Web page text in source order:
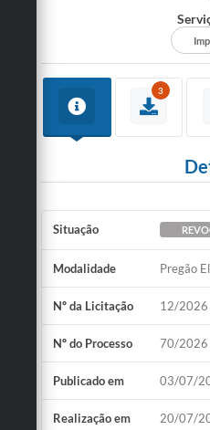
3
Situação
Modalidade Pregão
Nº da Licitação 12/2026
Nº do Processo 70/2026
Publicado em 03/07/
Realização em 20/07/